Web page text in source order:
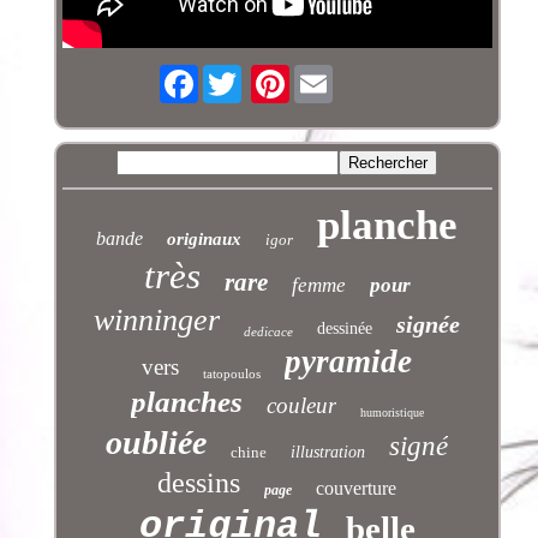
Facebook Pinterest
bande originaux igor planche
très rare femme pour
winninger dedicace dessinée signée
vers tatopoulos pyramide
planches couleur humoristique
oubliée chine illustration signé
dessins page couverture
original belle